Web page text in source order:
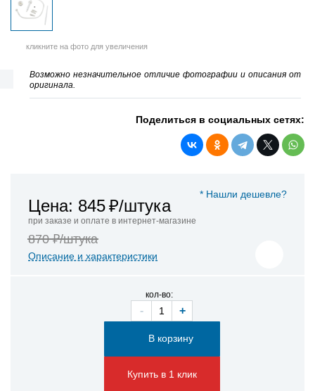
кликните на фото для увеличения
Возможно незначительное отличие фотографии и описания от
оригинала.
Поделиться в социальных сетях:
* Нашли дешевле?
Цена: 845₽/штука
при заказе и оплате в интернет-магазине
870 ₽/штука
Описание и характеристики
кол-во:
- +
Купить в 1 клик